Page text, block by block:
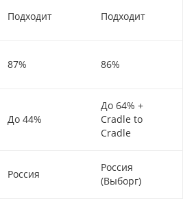
Подходит Подходит
87% 86%
До 44%
До 64% +
Cradle to
Cradle
Россия
Россия
(Выборг)